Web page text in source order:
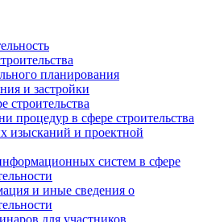
планирования
и застройки
строительства
процедур в сфере строительства
изысканий и проектной
систем в сфере
и иные сведения о
для участников